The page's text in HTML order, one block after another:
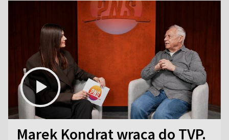
Marek Kondrat wraca do TVP.